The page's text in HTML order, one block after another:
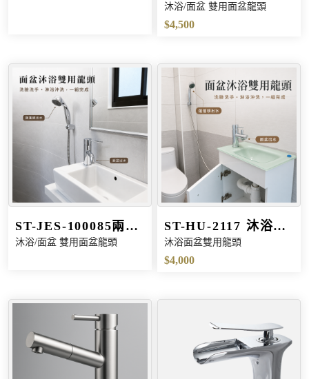
雙用沐浴面盆龍頭
沐浴/面盆 雙用面盆龍頭
$4,500
ST-JES-100085兩用
雙用沐浴面盆龍頭
沐浴/面盆 雙用面盆龍頭
ST-HU-2117 沐浴面
盆雙用兩用龍頭
沐浴面盆雙用龍頭
$4,000